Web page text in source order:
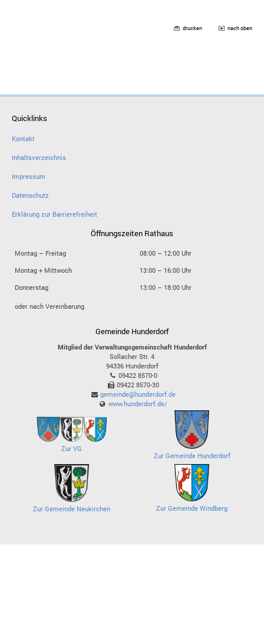
drucken nach oben
Quicklinks
Kontakt
Inhaltsverzeichnis
Impressum
Datenschutz
Erklärung zur Barrierefreiheit
Öffnungszeiten Rathaus
Montag – Freitag
08:00 – 12:00 Uhr
Montag + Mittwoch
13:00 – 16:00 Uhr
Donnerstag
13:00 – 18:00 Uhr
oder nach Vereinbarung
Gemeinde Hunderdorf
Mitglied der Verwaltungsgemeinschaft Hunderdorf
Sollacher Str. 4
94336 Hunderdorf
09422 8570-0
09422 8570-30
gemeinde@hunderdorf.de
www.hunderdorf.de/
Zur VG
Zur Gemeinde Hunderdorf
Zur Gemeinde Neukirchen Zur Gemeinde Windberg